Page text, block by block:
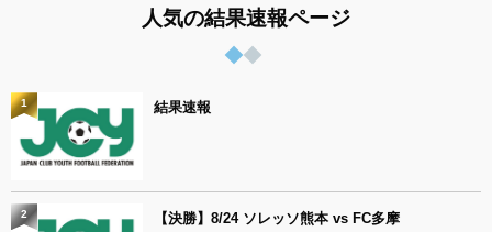
人気の結果速報ページ
結果速報
1
【決勝】8/24 ソレッソ熊本 vs FC多摩
2